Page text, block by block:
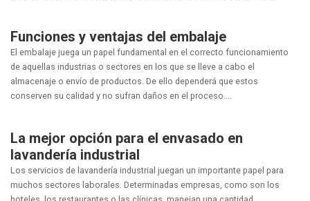
Funciones y ventajas del embalaje
El embalaje juega un papel fundamental en el correcto funcionamiento
de aquellas industrias o sectores en los que se lleve a cabo el
almacenaje o envío de productos. De ello dependerá que estos
conserven su calidad y no sufran daños en el proceso....
La mejor opción para el envasado en
lavandería industrial
Los servicios de lavandería industrial juegan un importante papel para
muchos sectores laborales. Determinadas empresas, como son los